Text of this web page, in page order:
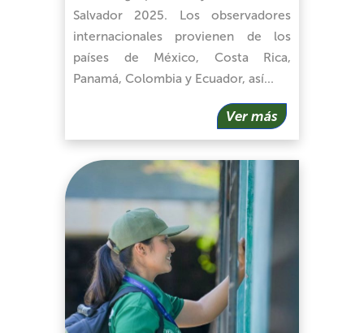
Salvador 2025. Los observadores
internacionales provienen de los
países de México, Costa Rica,
Panamá, Colombia y Ecuador, así…
Ver más